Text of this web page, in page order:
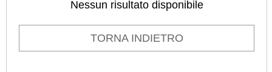
Nessun risultato disponibile
TORNA INDIETRO